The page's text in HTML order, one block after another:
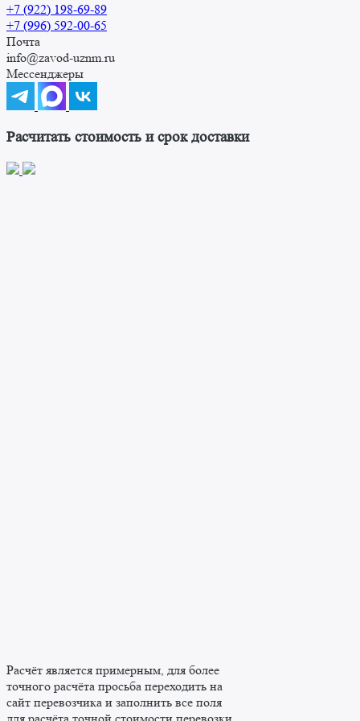
+7 (922) 198-69-89
+7 (996) 592-00-65
Почта
info@zavod-uznm.ru
Мессенджеры
Расчитать стоимость и срок доставки
Расчёт является примерным, для более
точного расчёта просьба переходить на
сайт перевозчика и заполнить все поля